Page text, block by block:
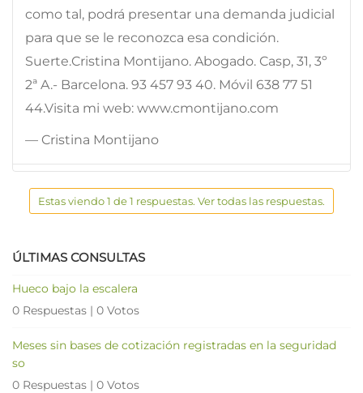
como tal, podrá presentar una demanda judicial
para que se le reconozca esa condición.
Suerte.Cristina Montijano. Abogado. Casp, 31, 3º
2ª A.- Barcelona. 93 457 93 40. Móvil 638 77 51
44.Visita mi web: www.cmontijano.com
— Cristina Montijano
Estas viendo 1 de 1 respuestas. Ver todas las respuestas.
ÚLTIMAS CONSULTAS
Hueco bajo la escalera
0 Respuestas | 0 Votos
Meses sin bases de cotización registradas en la seguridad
so
0 Respuestas | 0 Votos